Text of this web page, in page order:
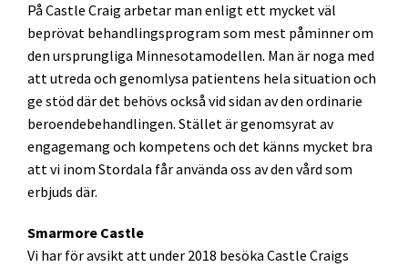
På Castle Craig arbetar man enligt ett mycket väl
beprövat behandlingsprogram som mest påminner om
den ursprungliga Minnesotamodellen. Man är noga med
att utreda och genomlysa patientens hela situation och
ge stöd där det behövs också vid sidan av den ordinarie
beroendebehandlingen. Stället är genomsyrat av
engagemang och kompetens och det känns mycket bra
att vi inom Stordala får använda oss av den vård som
erbjuds där.
Smarmore Castle
Vi har för avsikt att under 2018 besöka Castle Craigs